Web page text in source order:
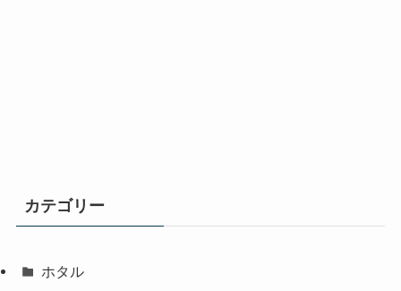
カテゴリー
ホタル